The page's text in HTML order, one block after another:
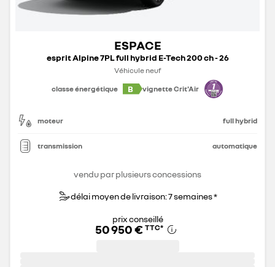
ESPACE
esprit Alpine 7PL full hybrid E-Tech 200 ch - 26
Véhicule neuf
classe énergétique
B vignette Crit'Air
moteur full hybrid
transmission automatique
vendu par plusieurs concessions
délai moyen de livraison: 7 semaines *
prix conseillé
50 950 € TTC*